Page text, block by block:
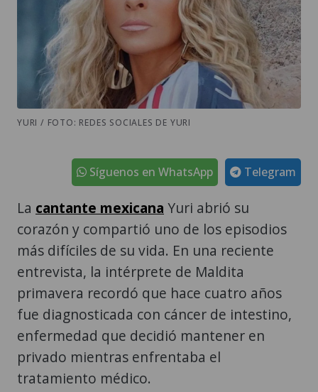
YURI / FOTO: REDES SOCIALES DE YURI
Telegram
Síguenos en WhatsApp
La cantante mexicana Yuri abrió su
corazón y compartió uno de los episodios
más difíciles de su vida. En una reciente
entrevista, la intérprete de Maldita
primavera recordó que hace cuatro años
fue diagnosticada con cáncer de intestino,
enfermedad que decidió mantener en
privado mientras enfrentaba el
tratamiento médico.